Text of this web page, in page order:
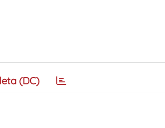
(DC)